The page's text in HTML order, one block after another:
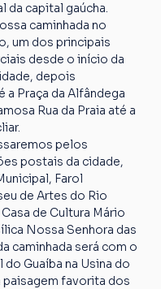
da capital gaúcha.
caminhada no
um dos principais
desde o início da
depois
a Praça da Alfândega
Rua da Praia até a
pelos
postais da cidade,
Farol
de Artes do Rio
de Cultura Mário
Nossa Senhora das
caminhada será com o
Guaíba na Usina do
paisagem favorita dos